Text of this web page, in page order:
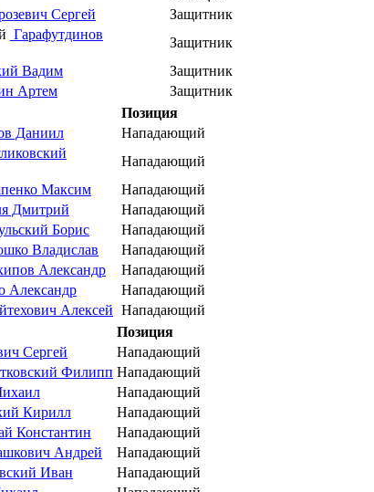
Сергей
Защитник
Гарафутдинов
Защитник
Вадим
Защитник
Артем
Защитник
Позиция
Даниил
Нападающий
Нападающий
Максим
Нападающий
Дмитрий
Нападающий
Борис
Нападающий
Владислав
Нападающий
Александр
Нападающий
Александр
Нападающий
Алексей Нападающий
Позиция
Сергей
Нападающий
Филипп Нападающий
Нападающий
Кирилл
Нападающий
Константин
Нападающий
Андрей
Нападающий
Иван
Нападающий